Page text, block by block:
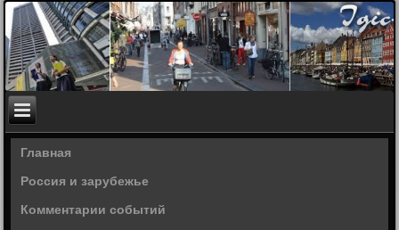
Главная
Россия и зарубежье
Комментарии событий